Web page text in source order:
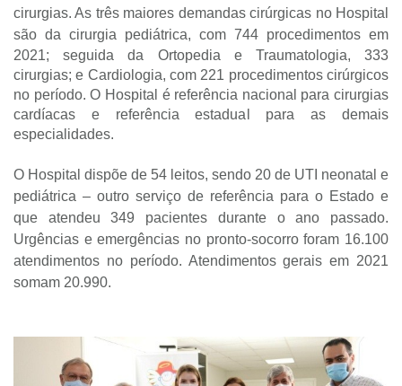
cirurgias. As três maiores demandas cirúrgicas no Hospital
são da cirurgia pediátrica, com 744 procedimentos em
2021; seguida da Ortopedia e Traumatologia, 333
cirurgias; e Cardiologia, com 221 procedimentos cirúrgicos
no período. O Hospital é referência nacional para cirurgias
cardíacas e referência estadual para as demais
especialidades.
O Hospital dispõe de 54 leitos, sendo 20 de UTI neonatal e
pediátrica – outro serviço de referência para o Estado e
que atendeu 349 pacientes durante o ano passado.
Urgências e emergências no pronto-socorro foram 16.100
atendimentos no período. Atendimentos gerais em 2021
somam 20.990.